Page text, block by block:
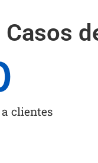
Casos
clientes